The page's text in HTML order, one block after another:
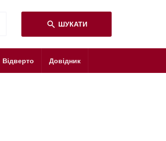
search ШУКАТИ
Відверто Довідник